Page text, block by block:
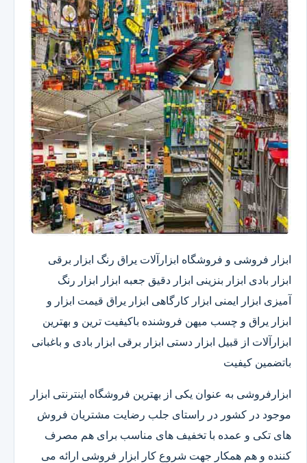
ابزار فروشی و فروشگاه ابزارآلات یراق رنگ ابزار برقی
ابزار بادی ابزار بنزینی ابزار دقیق​ جعبه ابزار ابزار رنگ
آمیزی ابزار ایمنی ابزار کارگاهی ابزار یراق قیمت ابزار و
ابزار یراق و چسب میهن فروشنده باکیفیت ترین و بهترین
ابزارآلات از قبیل ابزار دستی ابزار برقی ابزار بادی و باغبانی
باتضمین کیفیت
ابزارفروشی به عنوان یکی از بهترین فروشگاه اینترنتی ابزار
موجود در کشور در راستای جلب رضایت مشتریان فروش
های تکی و عمده با تخفیف های مناسب برای هم مصرف
کننده و هم همکار جهت شروع کار ابزار فروشی ارائه می